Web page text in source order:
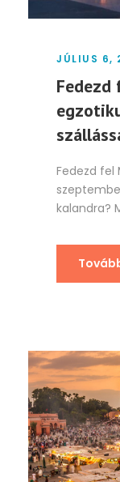
JÚLIUS 6,
Fedezd
Fedezd fel
kalandra?